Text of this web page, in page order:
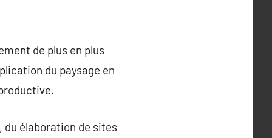
de plus en plus
du paysage en
du élaboration de sites